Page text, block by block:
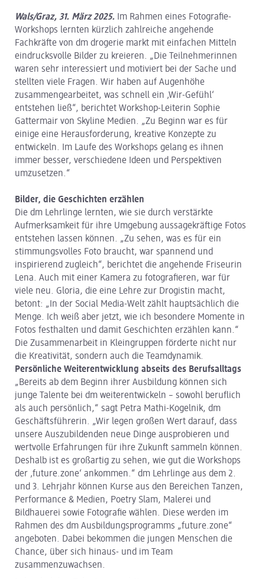
Wals/Graz, 31. März 2025. Im Rahmen eines Fotografie-
Workshops lernten kürzlich zahlreiche angehende
Fachkräfte von dm drogerie markt mit einfachen Mitteln
eindrucksvolle Bilder zu kreieren. „Die Teilnehmerinnen
waren sehr interessiert und motiviert bei der Sache und
stellten viele Fragen. Wir haben auf Augenhöhe
zusammengearbeitet, was schnell ein ‚Wir-Gefühl‘
entstehen ließ“, berichtet Workshop-Leiterin Sophie
Gattermair von Skyline Medien. „Zu Beginn war es für
einige eine Herausforderung, kreative Konzepte zu
entwickeln. Im Laufe des Workshops gelang es ihnen
immer besser, verschiedene Ideen und Perspektiven
umzusetzen.“
Bilder, die Geschichten erzählen
Die dm Lehrlinge lernten, wie sie durch verstärkte
Aufmerksamkeit für ihre Umgebung aussagekräftige Fotos
entstehen lassen können. „Zu sehen, was es für ein
stimmungsvolles Foto braucht, war spannend und
inspirierend zugleich“, berichtet die angehende Friseurin
Lena. Auch mit einer Kamera zu fotografieren, war für
viele neu. Gloria, die eine Lehre zur Drogistin macht,
betont: „In der Social Media-Welt zählt hauptsächlich die
Menge. Ich weiß aber jetzt, wie ich besondere Momente in
Fotos festhalten und damit Geschichten erzählen kann.“
Die Zusammenarbeit in Kleingruppen förderte nicht nur
die Kreativität, sondern auch die Teamdynamik.
Persönliche Weiterentwicklung abseits des Berufsalltags
„Bereits ab dem Beginn ihrer Ausbildung können sich
junge Talente bei dm weiterentwickeln – sowohl beruflich
als auch persönlich,“ sagt Petra Mathi-Kogelnik, dm
Geschäftsführerin. „Wir legen großen Wert darauf, dass
unsere Auszubildenden neue Dinge ausprobieren und
wertvolle Erfahrungen für ihre Zukunft sammeln können.
Deshalb ist es großartig zu sehen, wie gut die Workshops
der ‚future.zone‘ ankommen.“ dm Lehrlinge aus dem 2.
und 3. Lehrjahr können Kurse aus den Bereichen Tanzen,
Performance & Medien, Poetry Slam, Malerei und
Bildhauerei sowie Fotografie wählen. Diese werden im
Rahmen des dm Ausbildungsprogramms „future.zone“
angeboten. Dabei bekommen die jungen Menschen die
Chance, über sich hinaus- und im Team
zusammenzuwachsen.